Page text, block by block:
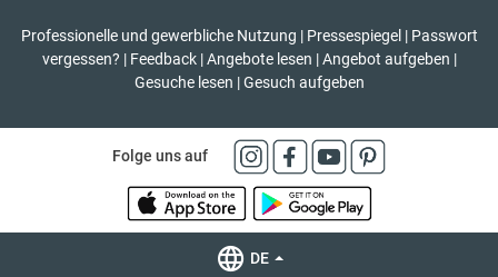
Professionelle und gewerbliche Nutzung | Pressespiegel | Passwort
vergessen? | Feedback | Angebote lesen | Angebot aufgeben |
Gesuche lesen | Gesuch aufgeben
Folge uns auf
DE